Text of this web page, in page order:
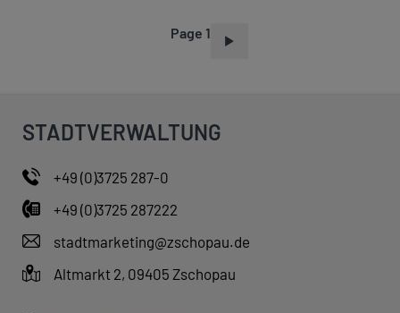
Page 1
STADTVERWALTUNG
+49 (0)3725 287-0
+49 (0)3725 287222
stadtmarketing@zschopau.de
Altmarkt 2, 09405 Zschopau